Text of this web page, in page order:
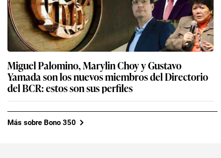
Miguel Palomino, Marylin Choy y Gustavo
Yamada son los nuevos miembros del Directorio
del BCR: estos son sus perfiles
Más sobre Bono 350